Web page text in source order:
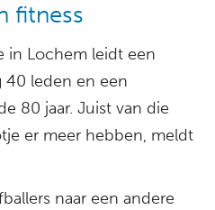
fitness
in Lochem leidt een
40 leden en een
80 jaar. Juist van die
er meer hebben, meldt
naar een andere